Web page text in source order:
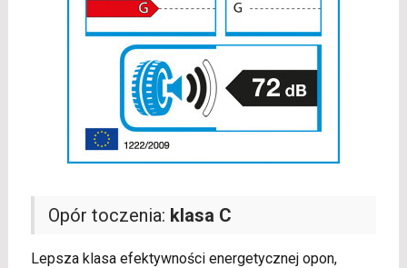
Opór toczenia: klasa C
Lepsza klasa efektywności energetycznej opon,